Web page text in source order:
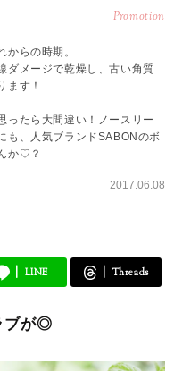
Promotion
からの時期。
ダメージで乾燥し、古い角質
ます！
ったら大間違い！ノースリー
も、人気ブランドSABONのボ
か♡？
2017.06.08
LINE Threads
ブが◎